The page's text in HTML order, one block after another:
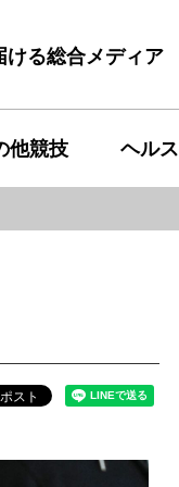
る総合メディア
他競技 ヘル